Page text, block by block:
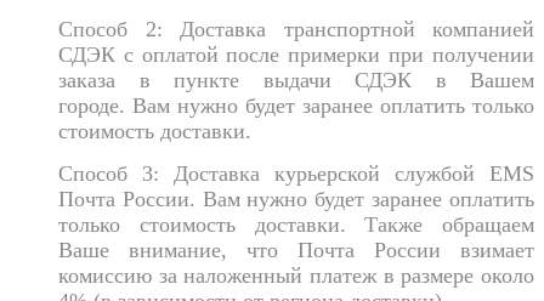
Способ 2: Доставка транспортной компанией
СДЭК с оплатой после примерки при получении
заказа в пункте выдачи СДЭК в Вашем
городе. Вам нужно будет заранее оплатить только
стоимость доставки.
Способ 3: Доставка курьерской службой EMS
Почта России. Вам нужно будет заранее оплатить
только стоимость доставки. Также обращаем
Ваше внимание, что Почта России взимает
комиссию за наложенный платеж в размере около